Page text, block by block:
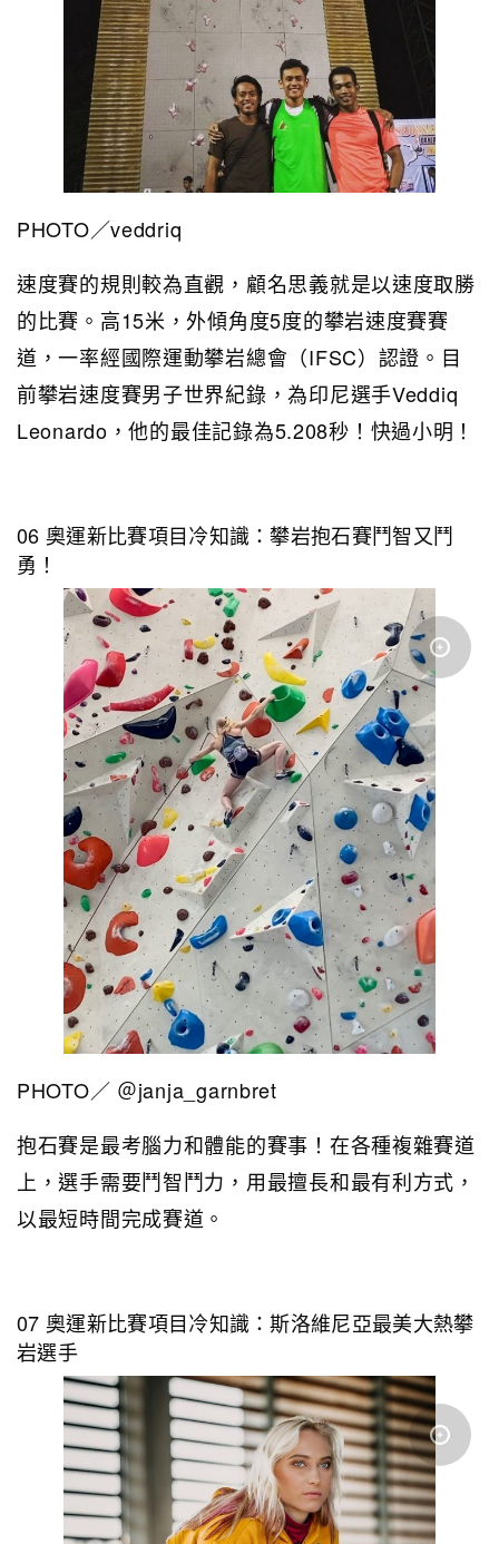
PHOTO／veddriq
速度賽的規則較為直觀，顧名思義就是以速度取勝
的比賽。高15米，外傾角度5度的攀岩速度賽賽
道，一率經國際運動攀岩總會（IFSC）認證。目
前攀岩速度賽男子世界紀錄，為印尼選手Veddiq
Leonardo，他的最佳記錄為5.208秒！快過小明！
06 奧運新比賽項目冷知識：攀岩抱石賽鬥智又鬥
勇！
PHOTO／ ＠janja_garnbret
抱石賽是最考腦力和體能的賽事！在各種複雜賽道
上，選手需要鬥智鬥力，用最擅長和最有利方式，
以最短時間完成賽道。
07 奧運新比賽項目冷知識：斯洛維尼亞最美大熱攀
岩選手